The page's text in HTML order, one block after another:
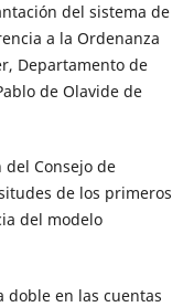
del sistema de
a la Ordenanza
Departamento de
de Olavide de
del Consejo de
de los primeros
del modelo
doble en las cuentas